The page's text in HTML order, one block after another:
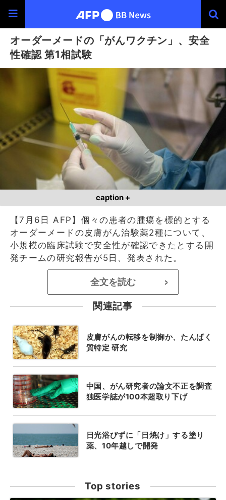
オーダーメードの「がんワクチン」、安全
性確認 第1相試験
caption +
【7月6日 AFP】個々の患者の腫瘍を標的とする
オーダーメードの皮膚がん治験薬2種について、
小規模の臨床試験で安全性が確認できたとする開
発チームの研究報告が5日、発表された。
全文を読む >
関連記事
皮膚がんの転移を制御か、たんぱく
質特定 研究
中国、がん研究者の論文不正を調査
独医学誌が100本超取り下げ
日光浴びずに「日焼け」する塗り
薬、10年越しで開発
Top stories